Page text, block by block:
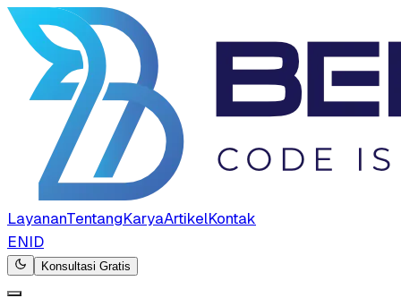
LayananTentangKaryaArtikelKontak
ENID
Konsultasi Gratis